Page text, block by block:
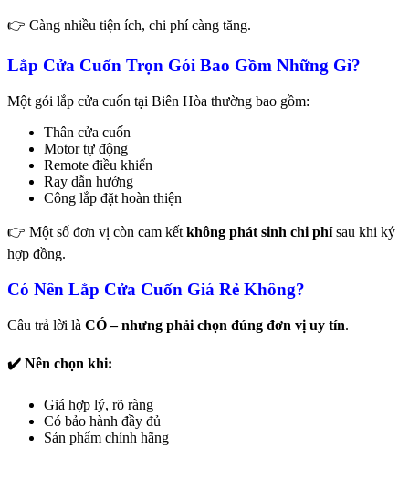
👉 Càng nhiều tiện ích, chi phí càng tăng.
Lắp Cửa Cuốn Trọn Gói Bao Gồm Những Gì?
Một gói lắp cửa cuốn tại Biên Hòa thường bao gồm:
Thân cửa cuốn
Motor tự động
Remote điều khiển
Ray dẫn hướng
Công lắp đặt hoàn thiện
👉 Một số đơn vị còn cam kết không phát sinh chi phísau khi ký
hợp đồng.
Có Nên Lắp Cửa Cuốn Giá Rẻ Không?
Câu trả lời là CÓ – nhưng phải chọn đúng đơn vị uy tín.
✔️ Nên chọn khi:
Giá hợp lý, rõ ràng
Có bảo hành đầy đủ
Sản phẩm chính hãng